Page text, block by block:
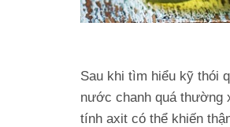
Sau khi tìm hiểu kỹ thói
nước chanh quá thường
tính axit có thể khiến